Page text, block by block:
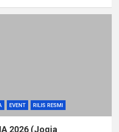
EVENT RILIS RESMI
2026 (Jogja